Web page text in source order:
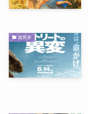
鑑賞券